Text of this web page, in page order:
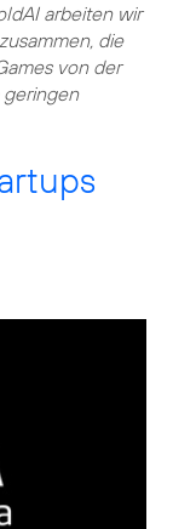
arbeiten wir
die
von der